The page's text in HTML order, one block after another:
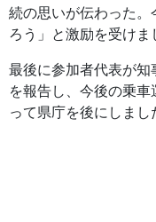
続の思いが伝わった
ろう」と激励を受けま
最後に参加者代表が知
を報告し、今後の乗
って県庁を後にしまし